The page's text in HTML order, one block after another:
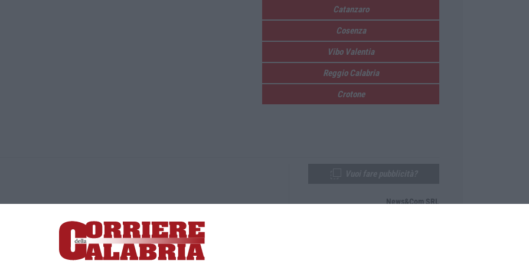
Catanzaro
Cosenza
Vibo Valentia
Reggio Calabria
Crotone
Lamezia Terme (CZ)
responsabile Paola Militano |Privacy
News&Com SRL